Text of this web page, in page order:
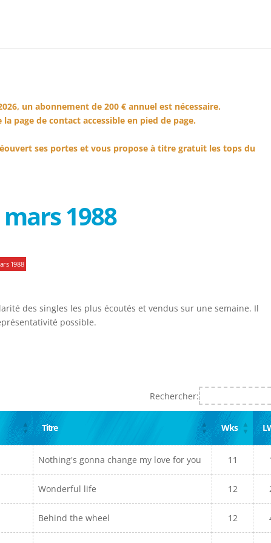
un abonnement de 200 € annuel est nécessaire.
page de contact accessible en pied de page.
ses portes et vous propose à titre gratuit les tops du
1988
1988
des singles les plus écoutés et vendus sur une semaine. Il
possible.
Rechercher:
Titre Wks
Nothing's gonna change my love for you 11
Wonderful life 12
Behind the wheel 12